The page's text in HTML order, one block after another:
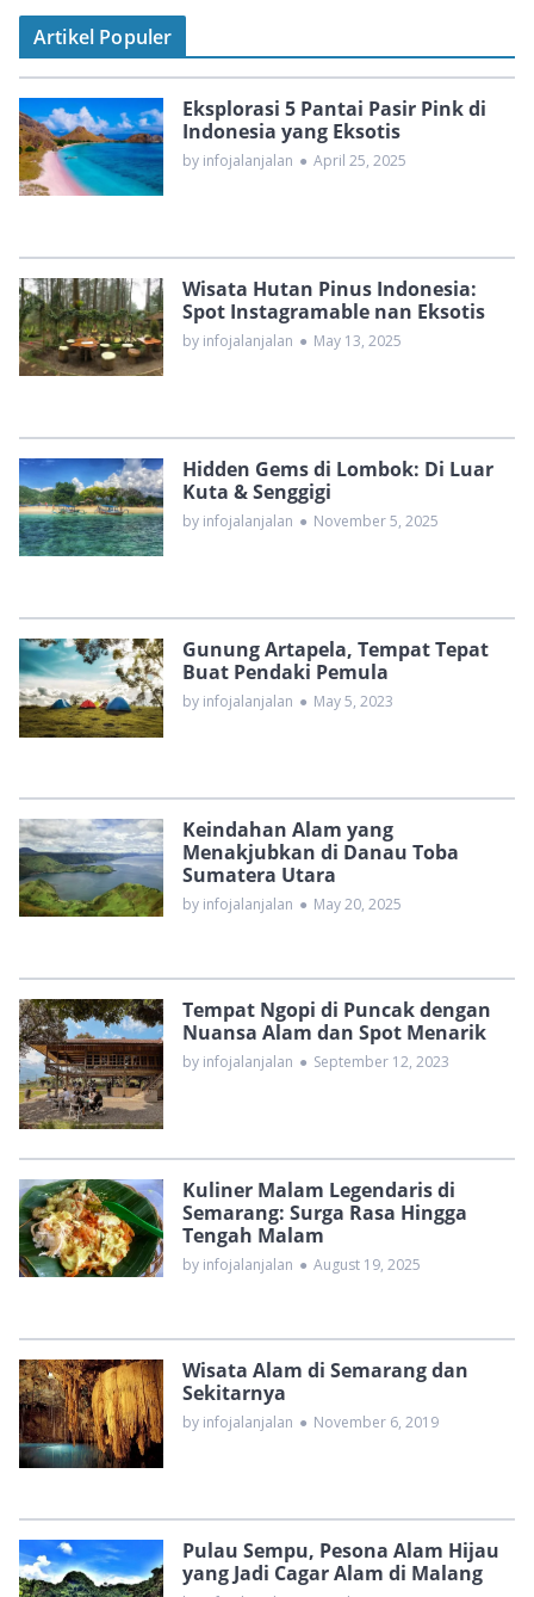
Artikel Populer
Eksplorasi 5 Pantai Pasir Pink di
Indonesia yang Eksotis
by infojalanjalan ● April 25, 2025
Wisata Hutan Pinus Indonesia:
Spot Instagramable nan Eksotis
by infojalanjalan ● May 13, 2025
Hidden Gems di Lombok: Di Luar
Kuta & Senggigi
by infojalanjalan ● November 5, 2025
Gunung Artapela, Tempat Tepat
Buat Pendaki Pemula
by infojalanjalan ● May 5, 2023
Keindahan Alam yang
Menakjubkan di Danau Toba
Sumatera Utara
by infojalanjalan ● May 20, 2025
Tempat Ngopi di Puncak dengan
Nuansa Alam dan Spot Menarik
by infojalanjalan ● September 12, 2023
Kuliner Malam Legendaris di
Semarang: Surga Rasa Hingga
Tengah Malam
by infojalanjalan ● August 19, 2025
Wisata Alam di Semarang dan
Sekitarnya
by infojalanjalan ● November 6, 2019
Pulau Sempu, Pesona Alam Hijau
yang Jadi Cagar Alam di Malang